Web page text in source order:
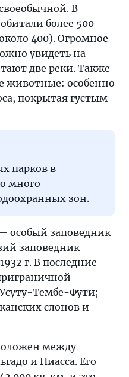
В
более 500
400). Огромное
увидеть на
две реки. Также
животные: особенно
покрытая густым
парков в
много
зон.
особый заповедник
заповедник
г. В последние
Тембе-Фути;
слонов и
между
и Ниасса. Его